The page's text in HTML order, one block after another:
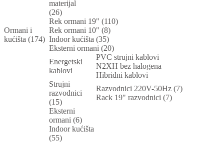
materijal
(26)
Ormani i
kućišta (174)
Rek ormani 19" (110)
Rek ormani 10" (8)
Indoor kućišta (35)
Eksterni ormani (20)
Energetski
kablovi
PVC strujni kablovi
N2XH bez halogena
Hibridni kablovi
Strujni
razvodnici
(15)
Razvodnici 220V-50Hz (7)
Rack 19" razvodnici (7)
Eksterni
ormani (6)
Indoor kućišta
(55)